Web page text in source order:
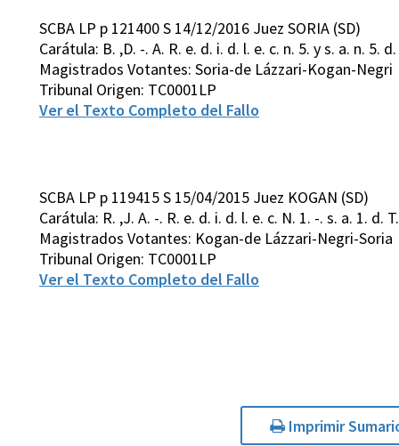
SCBA LP p 121400 S 14/12/2016 Juez SORIA (SD)
Carátula: B. ,D. -. A. R. e. d. i. d. l. e. c. n. 5. y s. a. n. 5.
Magistrados Votantes: Soria-de Lázzari-Kogan-Negri
Tribunal Origen: TC0001LP
Ver el Texto Completo del Fallo
SCBA LP p 119415 S 15/04/2015 Juez KOGAN (SD)
Carátula: R. ,J. A. -. R. e. d. i. d. l. e. c. N. 1. -. s. a. 1. d.
Magistrados Votantes: Kogan-de Lázzari-Negri-Soria
Tribunal Origen: TC0001LP
Ver el Texto Completo del Fallo
Imprimir